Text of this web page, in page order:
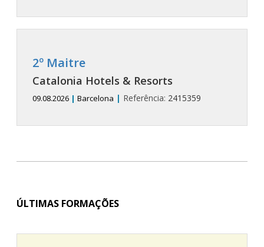
2º Maitre
Catalonia Hotels & Resorts
09.08.2026 | Barcelona | Referência: 2415359
ÚLTIMAS FORMAÇÕES